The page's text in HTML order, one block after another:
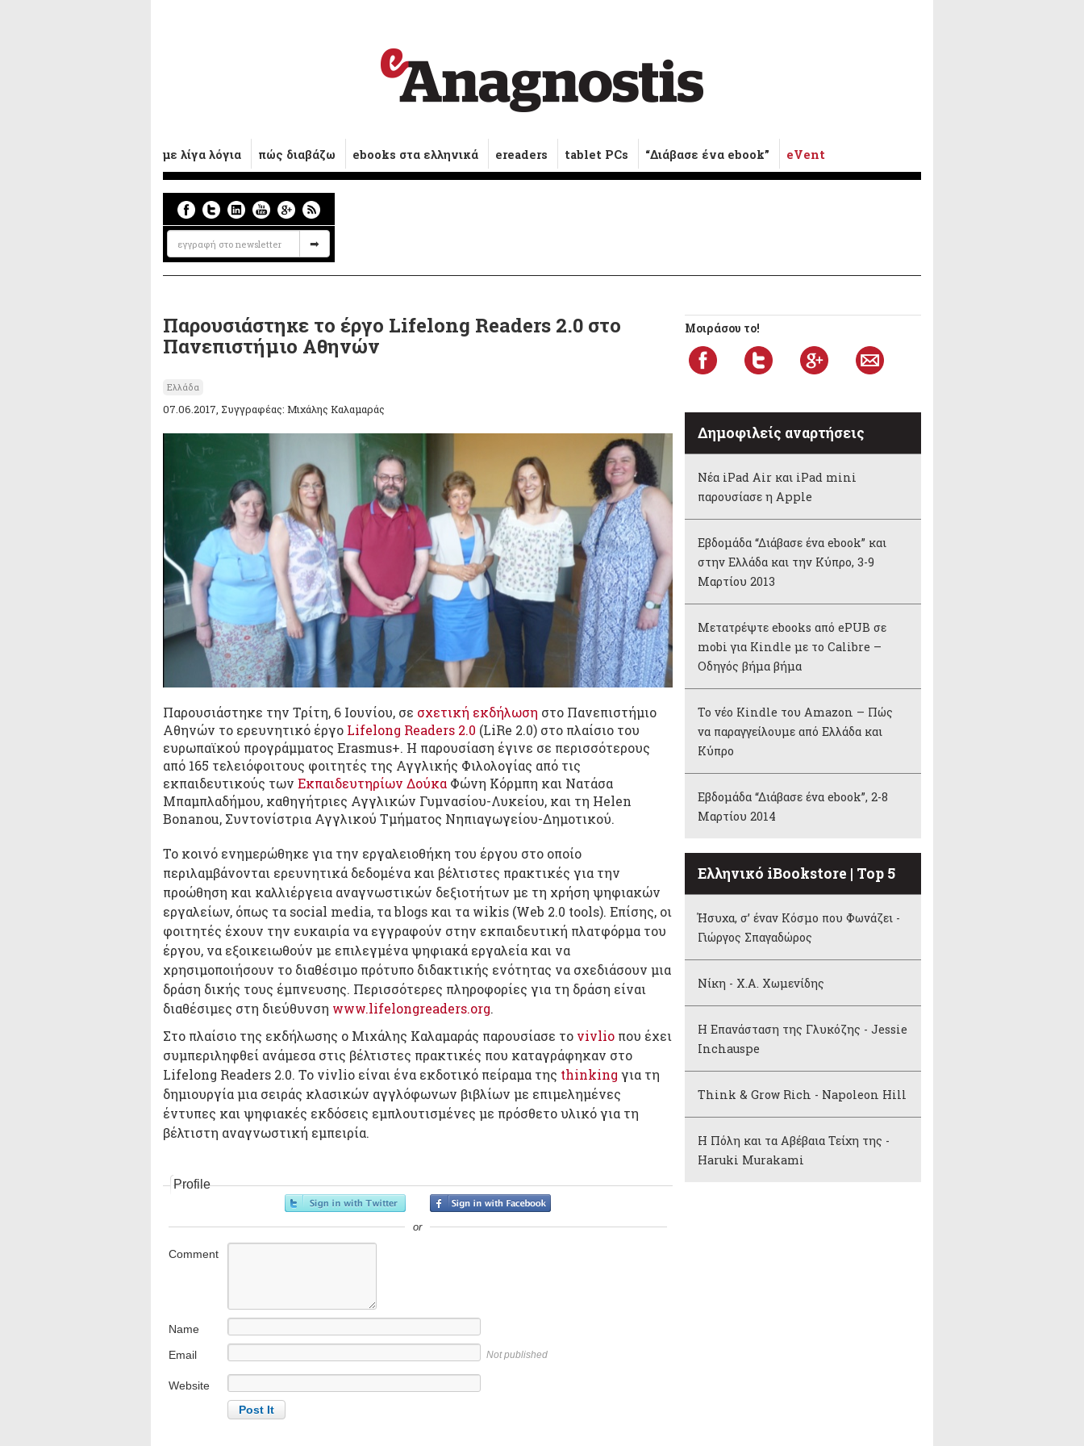
με λίγα λόγια πώς διαβάζω ebooks στα ελληνικά ereaders tablet PCs “Διάβασε ένα ebook” eVent
Παρουσιάστηκε το έργο Lifelong Readers 2.0 στο
Πανεπιστήμιο Αθηνών
Ελλάδα
07.06.2017, Συγγραφέας: Μιχάλης Καλαμαράς
Παρουσιάστηκε την Τρίτη, 6 Ιουνίου, σε σχετική εκδήλωση στο Πανεπιστήμιο
Αθηνών το ερευνητικό έργο Lifelong Readers 2.0 (LiRe 2.0) στο πλαίσιο του
ευρωπαϊκού προγράμματος Erasmus+. Η παρουσίαση έγινε σε περισσότερους
από 165 τελειόφοιτους φοιτητές της Αγγλικής Φιλολογίας από τις
εκπαιδευτικούς των Εκπαιδευτηρίων Δούκα Φώνη Κόρμπη και Νατάσα
Μπαμπλαδήμου, καθηγήτριες Αγγλικών Γυμνασίου-Λυκείου, και τη Helen
Bonanou, Συντονίστρια Αγγλικού Τμήματος Νηπιαγωγείου-Δημοτικού.
Το κοινό ενημερώθηκε για την εργαλειοθήκη του έργου στο οποίο
περιλαμβάνονται ερευνητικά δεδομένα και βέλτιστες πρακτικές για την
προώθηση και καλλιέργεια αναγνωστικών δεξιοτήτων με τη χρήση ψηφιακών
εργαλείων, όπως τα social media, τα blogs και τα wikis (Web 2.0 tools). Επίσης, οι
φοιτητές έχουν την ευκαιρία να εγγραφούν στην εκπαιδευτική πλατφόρμα του
έργου, να εξοικειωθούν με επιλεγμένα ψηφιακά εργαλεία και να
χρησιμοποιήσουν το διαθέσιμο πρότυπο διδακτικής ενότητας να σχεδιάσουν μια
δράση δικής τους έμπνευσης. Περισσότερες πληροφορίες για τη δράση είναι
διαθέσιμες στη διεύθυνση www.lifelongreaders.org.
Στο πλαίσιο της εκδήλωσης ο Μιχάλης Καλαμαράς παρουσίασε το vivlio που έχει
συμπεριληφθεί ανάμεσα στις βέλτιστες πρακτικές που καταγράφηκαν στο
Lifelong Readers 2.0. To vivlio είναι ένα εκδοτικό πείραμα της thinking για τη
δημιουργία μια σειράς κλασικών αγγλόφωνων βιβλίων με επιμελημένες
έντυπες και ψηφιακές εκδόσεις εμπλουτισμένες με πρόσθετο υλικό για τη
βέλτιστη αναγνωστική εμπειρία.
Profile
or
Comment
Name
Email
Not published
Website
Μοιράσου το!
Δημοφιλείς αναρτήσεις
Νέα iPad Air και iPad mini
παρουσίασε η Apple
Εβδομάδα “Διάβασε ένα ebook” και
στην Ελλάδα και την Κύπρο, 3-9
Μαρτίου 2013
Μετατρέψτε ebooks από ePUB σε
mobi για Kindle με το Calibre –
Οδηγός βήμα βήμα
Το νέο Kindle του Amazon – Πώς
να παραγγείλουμε από Ελλάδα και
Κύπρο
Εβδομάδα “Διάβασε ένα ebook”, 2-8
Μαρτίου 2014
Ελληνικό iBookstore | Top 5
Ήσυχα, σ’ έναν Κόσμο που Φωνάζει -
Γιώργος Σπαγαδώρος
Νίκη - Χ.Α. Χωμενίδης
Η Επανάσταση της Γλυκόζης - Jessie
Inchauspe
Think & Grow Rich - Napoleon Hill
Η Πόλη και τα Αβέβαια Τείχη της -
Haruki Murakami